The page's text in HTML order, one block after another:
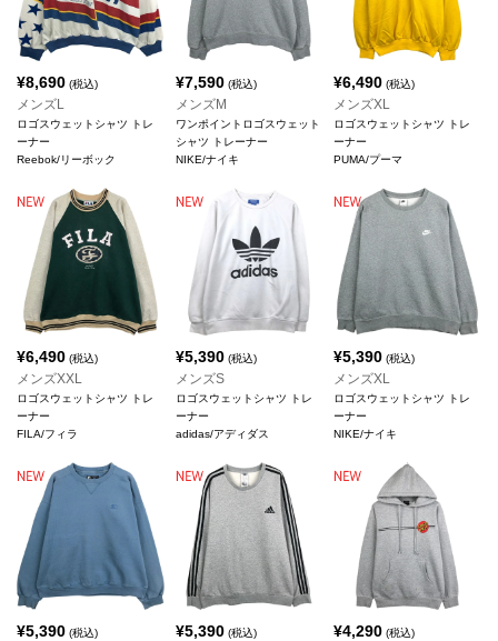
¥8,690 (税込)
メンズL
ロゴスウェットシャツ トレ
ーナー
Reebok/リーボック
¥7,590(税込)
メンズM
ワンポイントロゴスウェット
シャツ トレーナー
NIKE/ナイキ
¥6,490 (税込)
メンズXL
ロゴスウェットシャツ トレ
ーナー
PUMA/プーマ
¥6,490 (税込)
メンズXXL
ロゴスウェットシャツ トレ
ーナー
FILA/フィラ
¥5,390(税込)
メンズS
ロゴスウェットシャツ トレ
ーナー
adidas/アディダス
¥5,390 (税込)
メンズXL
ロゴスウェットシャツ トレ
ーナー
NIKE/ナイキ
¥5,390 (税込) ¥5,390(税込) ¥4,290 (税込)